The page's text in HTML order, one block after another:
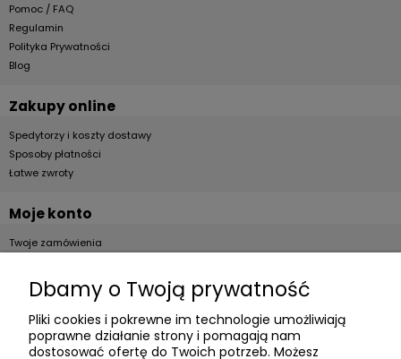
Pomoc / FAQ
Regulamin
Polityka Prywatności
Blog
Zakupy online
Spedytorzy i koszty dostawy
Sposoby płatności
Łatwe zwroty
Moje konto
Twoje zamówienia
Przechowalnia
Dla firm
Zostań Klientem hurtowym
Dbamy o Twoją prywatność
Pliki cookies i pokrewne im technologie umożliwiają
poprawne działanie strony i pomagają nam
dostosować ofertę do Twoich potrzeb. Możesz